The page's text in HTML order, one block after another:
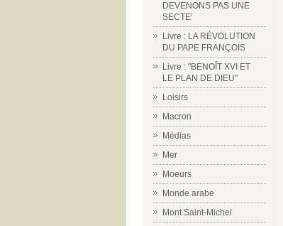
DEVENONS PAS UNE
SECTE'
Livre : LA RÉVOLUTION
DU PAPE FRANÇOIS
Livre : "BENOÎT XVI ET
LE PLAN DE DIEU"
Loisirs
Macron
Médias
Mer
Moeurs
Monde arabe
Mont Saint-Michel